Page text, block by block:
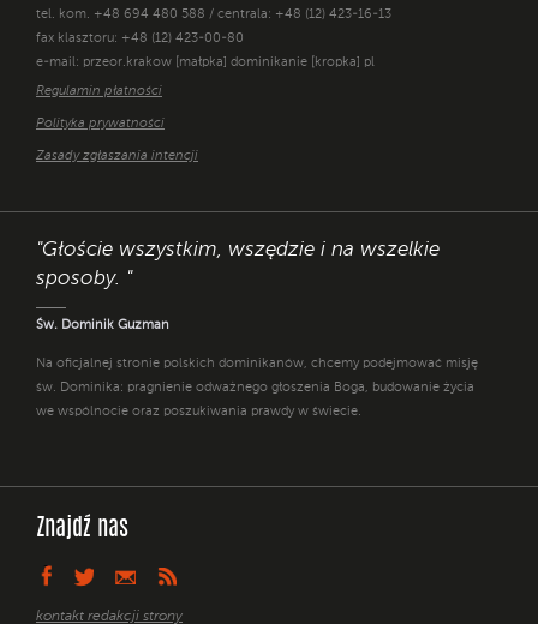
tel. kom. +48 694 480 588 / centrala: +48 (12) 423-16-13
fax klasztoru: +48 (12) 423-00-80
e-mail: przeor.krakow [małpka] dominikanie [kropka] pl
Regulamin płatności
Polityka prywatności
Zasady zgłaszania intencji
"Głoście wszystkim, wszędzie i na wszelkie
sposoby. "
Św. Dominik Guzman
Na oficjalnej stronie polskich dominikanów, chcemy podejmować misję
św. Dominika: pragnienie odważnego głoszenia Boga, budowanie życia
we wspólnocie oraz poszukiwania prawdy w świecie.
Znajdź nas
kontakt redakcji strony